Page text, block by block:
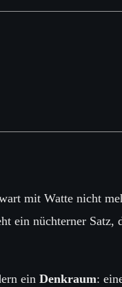
mit Watte nicht
ein nüchterner Satz,
ein Denkraum: